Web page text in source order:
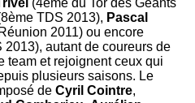
(4ème du Tor des Géants
TDS 2013), Pascal
2011) ou encore
2013), autant de coureurs de
team et rejoignent ceux qui
plusieurs saisons. Le
deCyril Cointre,